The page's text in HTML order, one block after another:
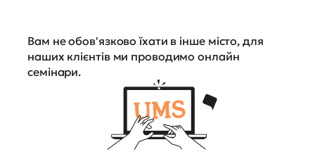
Вам не обов'язково їхати в інше місто, для
наших клієнтів ми проводимо онлайн
семінари.